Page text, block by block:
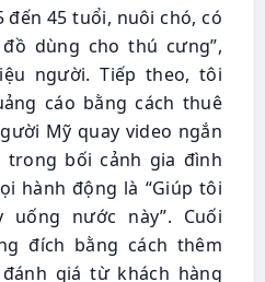
đến 45 tuổi, nuôi chó, có
dùng cho thú cưng”,
người. Tiếp theo, tôi
cáo bằng cách thuê
Mỹ quay video ngắn
trong bối cảnh gia đình
hành động là “Giúp tôi
uống nước này”. Cuối
đích bằng cách thêm
giá từ khách hàng